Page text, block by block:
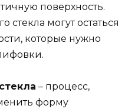
поверхность.
стекла могут остаться
которые нужно
– процесс,
форму